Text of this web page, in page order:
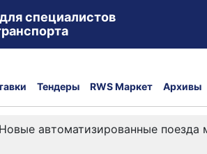
специалистов
Тендеры RWS Маркет Архивы
Новые автоматизированные